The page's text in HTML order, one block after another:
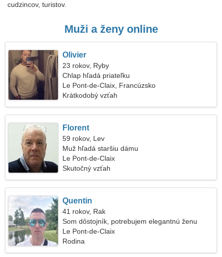
cudzincov, turistov.
Muži a ženy online
Olivier
23 rokov, Ryby
Chlap hľadá priateľku
Le Pont-de-Claix, Francúzsko
Krátkodobý vzťah
Florent
59 rokov, Lev
Muž hľadá staršiu dámu
Le Pont-de-Claix
Skutočný vzťah
Quentin
41 rokov, Rak
Som dôstojník, potrebujem elegantnú ženu
Le Pont-de-Claix
Rodina